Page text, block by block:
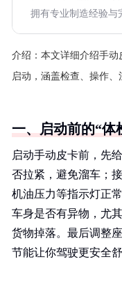
拥有专业制造经验与
介绍： 本文详细介绍手动
启动，涵盖检查、操作、
一、启动前的“体
启动手动皮卡前，先
否拉紧，避免溜车；
机油压力等指示灯正
车身是否有异物，尤
货物掉落。最后调整
节能让你驾驶更安全舒